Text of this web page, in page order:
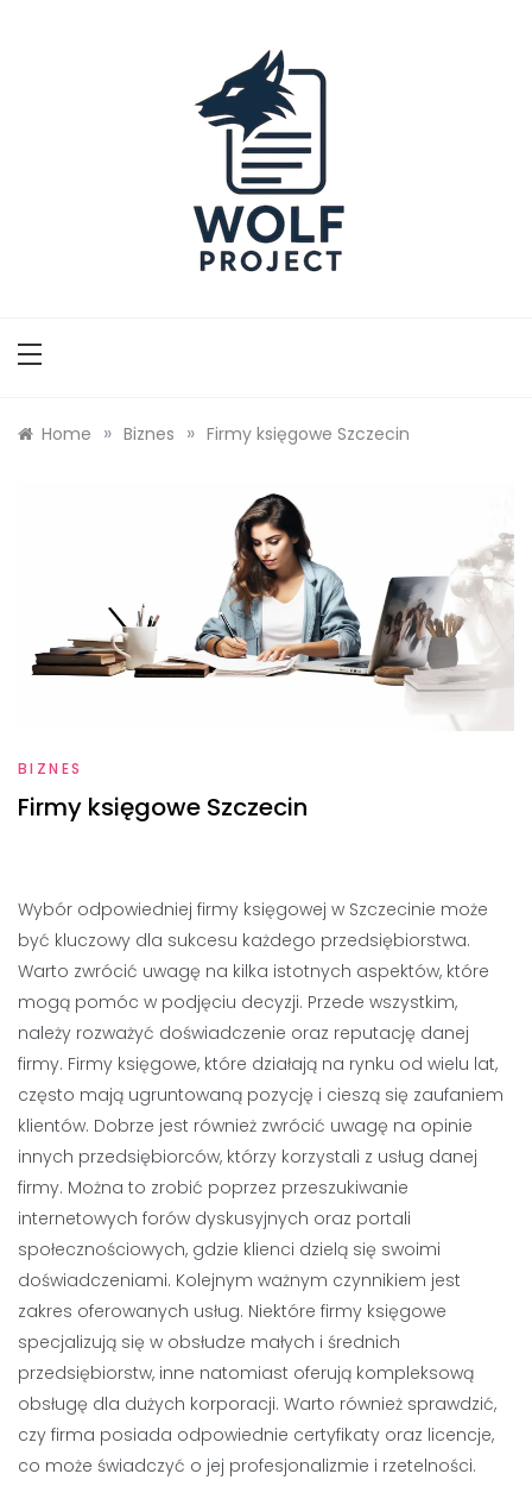
Home » Biznes » Firmy księgowe Szczecin
BIZNES
Firmy księgowe Szczecin
Wybór odpowiedniej firmy księgowej w Szczecinie może
być kluczowy dla sukcesu każdego przedsiębiorstwa.
Warto zwrócić uwagę na kilka istotnych aspektów, które
mogą pomóc w podjęciu decyzji. Przede wszystkim,
należy rozważyć doświadczenie oraz reputację danej
firmy. Firmy księgowe, które działają na rynku od wielu lat,
często mają ugruntowaną pozycję i cieszą się zaufaniem
klientów. Dobrze jest również zwrócić uwagę na opinie
innych przedsiębiorców, którzy korzystali z usług danej
firmy. Można to zrobić poprzez przeszukiwanie
internetowych forów dyskusyjnych oraz portali
społecznościowych, gdzie klienci dzielą się swoimi
doświadczeniami. Kolejnym ważnym czynnikiem jest
zakres oferowanych usług. Niektóre firmy księgowe
specjalizują się w obsłudze małych i średnich
przedsiębiorstw, inne natomiast oferują kompleksową
obsługę dla dużych korporacji. Warto również sprawdzić,
czy firma posiada odpowiednie certyfikaty oraz licencje,
co może świadczyć o jej profesjonalizmie i rzetelności.